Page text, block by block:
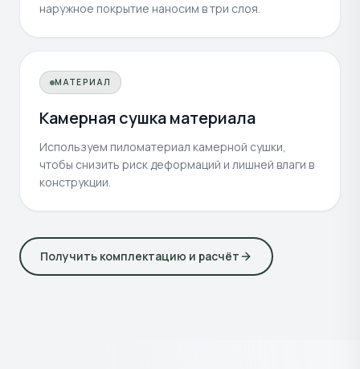
наружное покрытие наносим в три слоя.
МАТЕРИАЛ
Камерная сушка материала
Используем пиломатериал камерной сушки,
чтобы снизить риск деформаций и лишней влаги в
конструкции.
Получить комплектацию и расчёт